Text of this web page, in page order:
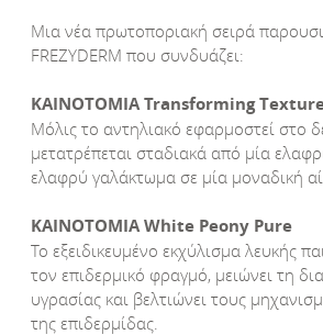
Μια νέα πρωτοποριακή σειρά
FREZYDERM που συνδυάζει:
ΚΑΙΝΟΤΟΜΙΑ Transforming
Μόλις το αντηλιακό εφαρμοστεί στο
μετατρέπεται σταδιακά από μία
ελαφρύ γαλάκτωμα σε μία μοναδική
ΚΑΙΝΟΤΟΜΙΑ White Peony Pure
Το εξειδικευμένο εκχύλισμα λευκής
τον επιδερμικό φραγμό, μειώνει τη
υγρασίας και βελτιώνει τους
της επιδερμίδας.